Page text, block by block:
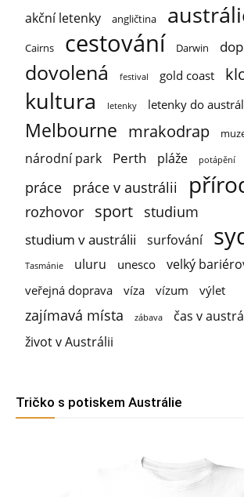
akční letenky angličtina
Cairns cestování Darwin
dovolená festival gold coast
kultura letenky letenky do
Melbourne mrakodrap
národní park Perth pláže potápění
práce práce v austrálii
rozhovor sport studium
studium v austrálii surfování
Tasmánie uluru unesco velký
veřejná doprava víza vízum výlet
zajímavá místa zábava
čas v
život v Austrálii
Tričko s potiskem Austrálie